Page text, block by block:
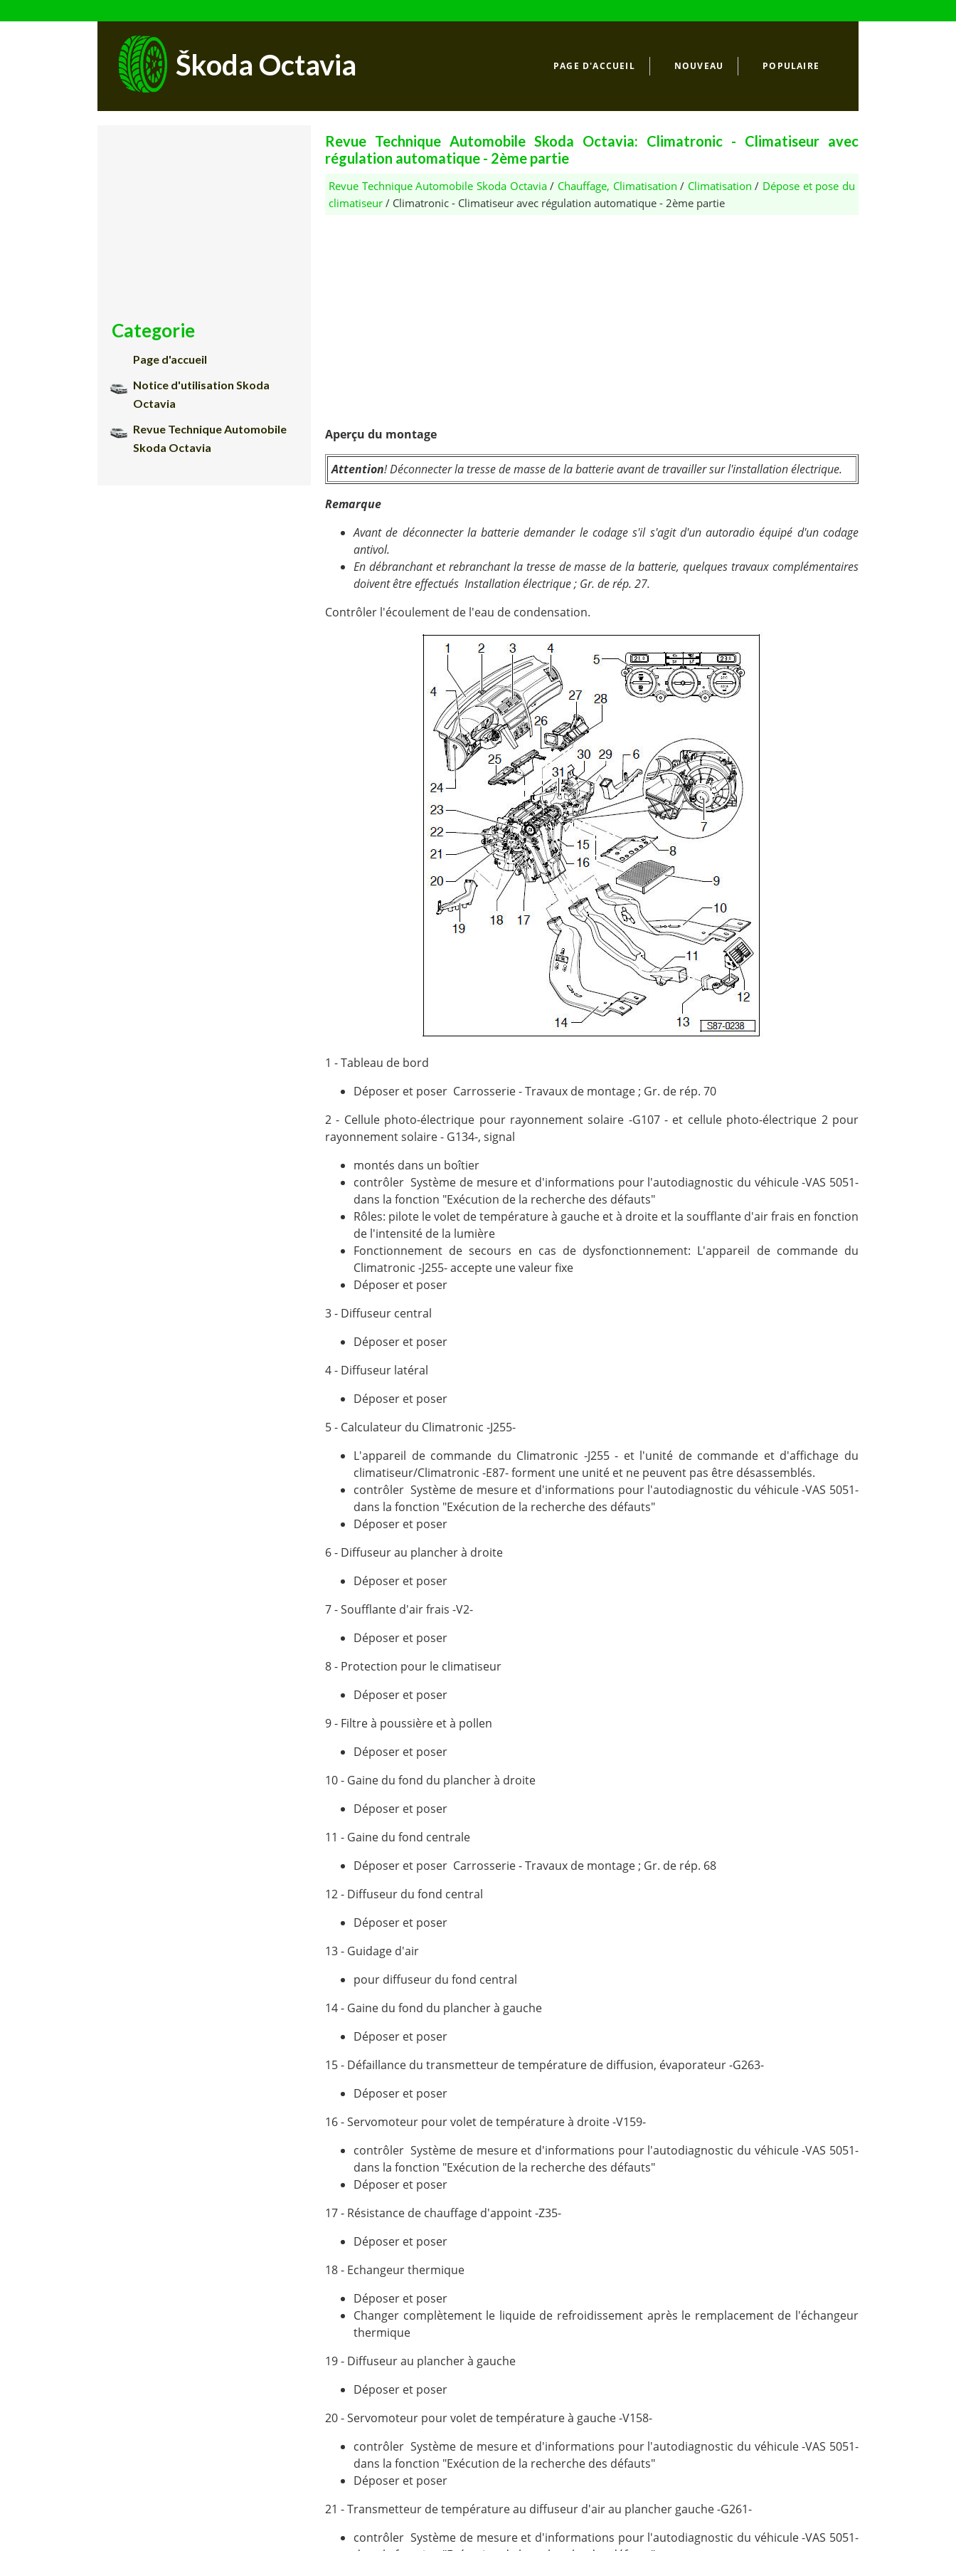
Škoda Octavia PAGE D'ACCUEIL NOUVEAU POPULAIRE
Revue Technique Automobile Skoda Octavia: Climatronic - Climatiseur avec
régulation automatique - 2ème partie
Revue Technique Automobile Skoda Octavia/ Chauffage, Climatisation / Climatisation / Dépose et pose du
climatiseur / Climatronic - Climatiseur avec régulation automatique - 2ème partie
Aperçu du montage
Attention! Déconnecter la tresse de masse de la batterie avant de travailler sur l'installation électrique.
Remarque
Avant de déconnecter la batterie demander le codage s'il s'agit d'un autoradio équipé d'un codage
antivol.
En débranchant et rebranchant la tresse de masse de la batterie, quelques travaux complémentaires
doivent être effectués Installation électrique ; Gr. de rép. 27.
Contrôler l'écoulement de l'eau de condensation.
1 - Tableau de bord
Déposer et poser Carrosserie - Travaux de montage ; Gr. de rép. 70
2 - Cellule photo-électrique pour rayonnement solaire -G107 - et cellule photo-électrique 2 pour
rayonnement solaire - G134-, signal
montés dans un boîtier
contrôler Système de mesure et d'informations pour l'autodiagnostic du véhicule -VAS 5051-
dans la fonction "Exécution de la recherche des défauts"
Rôles: pilote le volet de température à gauche et à droite et la soufflante d'air frais en fonction
de l'intensité de la lumière
Fonctionnement de secours en cas de dysfonctionnement: L'appareil de commande du
Climatronic -J255- accepte une valeur fixe
Déposer et poser
3 - Diffuseur central
Déposer et poser
4 - Diffuseur latéral
Déposer et poser
5 - Calculateur du Climatronic -J255-
L'appareil de commande du Climatronic -J255 - et l'unité de commande et d'affichage du
climatiseur/Climatronic -E87- forment une unité et ne peuvent pas être désassemblés.
contrôler Système de mesure et d'informations pour l'autodiagnostic du véhicule -VAS 5051-
dans la fonction "Exécution de la recherche des défauts"
Déposer et poser
6 - Diffuseur au plancher à droite
Déposer et poser
7 - Soufflante d'air frais -V2-
Déposer et poser
8 - Protection pour le climatiseur
Déposer et poser
9 - Filtre à poussière et à pollen
Déposer et poser
10 - Gaine du fond du plancher à droite
Déposer et poser
11 - Gaine du fond centrale
Déposer et poser Carrosserie - Travaux de montage ; Gr. de rép. 68
12 - Diffuseur du fond central
Déposer et poser
13 - Guidage d'air
pour diffuseur du fond central
14 - Gaine du fond du plancher à gauche
Déposer et poser
15 - Défaillance du transmetteur de température de diffusion, évaporateur -G263-
Déposer et poser
16 - Servomoteur pour volet de température à droite -V159-
contrôler Système de mesure et d'informations pour l'autodiagnostic du véhicule -VAS 5051-
dans la fonction "Exécution de la recherche des défauts"
Déposer et poser
17 - Résistance de chauffage d'appoint -Z35-
Déposer et poser
18 - Echangeur thermique
Déposer et poser
Changer complètement le liquide de refroidissement après le remplacement de l'échangeur
thermique
19 - Diffuseur au plancher à gauche
Déposer et poser
20 - Servomoteur pour volet de température à gauche -V158-
contrôler Système de mesure et d'informations pour l'autodiagnostic du véhicule -VAS 5051-
dans la fonction "Exécution de la recherche des défauts"
Déposer et poser
21 - Transmetteur de température au diffuseur d'air au plancher gauche -G261-
contrôler Système de mesure et d'informations pour l'autodiagnostic du véhicule -VAS 5051-
Categorie
Page d'accueil
Notice d'utilisation Skoda
Octavia
Revue Technique Automobile
Skoda Octavia